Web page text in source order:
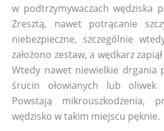
w podtrzymywaczach wędziska
Zresztą, nawet potrącanie
niebezpieczne, szczególnie
założono zestaw, a wędkarz
Wtedy nawet niewielkie drgania
śrucin ołowianych lub oliwek
Powstają mikrouszkodzenia,
wędzisko w takim miejscu pęknie.